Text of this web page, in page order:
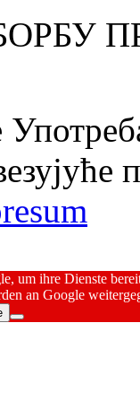
um ihre Dienste
an Google